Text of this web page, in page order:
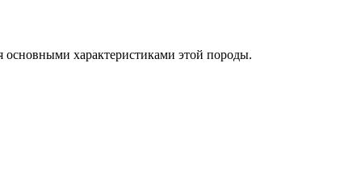
основными характеристиками этой породы.